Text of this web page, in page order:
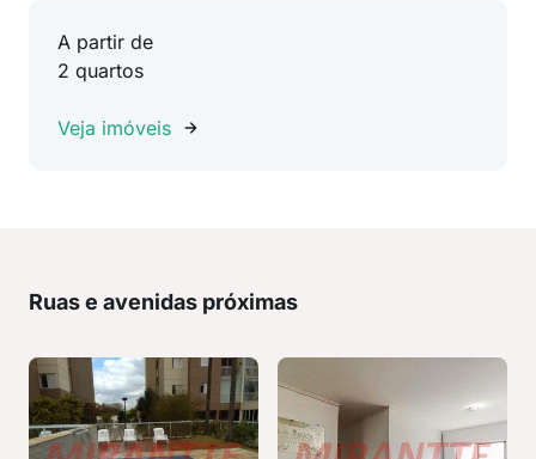
A partir de
2 quartos
Veja imóveis
Ruas e avenidas próximas